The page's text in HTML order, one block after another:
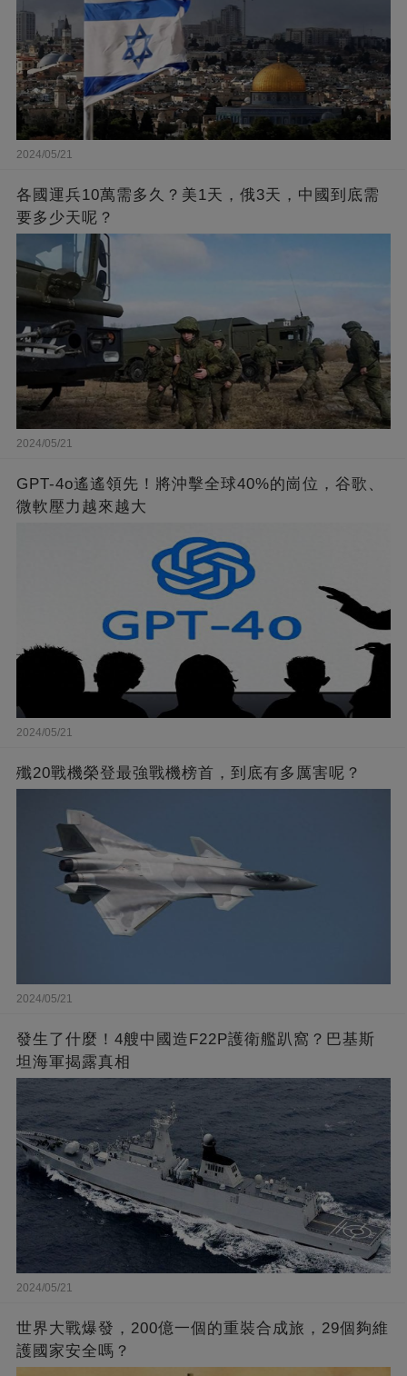
2024/05/21
各國運兵10萬需多久？美1天，俄3天，中國到底需
要多少天呢？
2024/05/21
GPT-4o遙遙領先！將沖擊全球40%的崗位，谷歌、
微軟壓力越來越大
2024/05/21
殲20戰機榮登最強戰機榜首，到底有多厲害呢？
2024/05/21
發生了什麼！4艘中國造F22P護衛艦趴窩？巴基斯
坦海軍揭露真相
2024/05/21
世界大戰爆發，200億一個的重裝合成旅，29個夠維
護國家安全嗎？